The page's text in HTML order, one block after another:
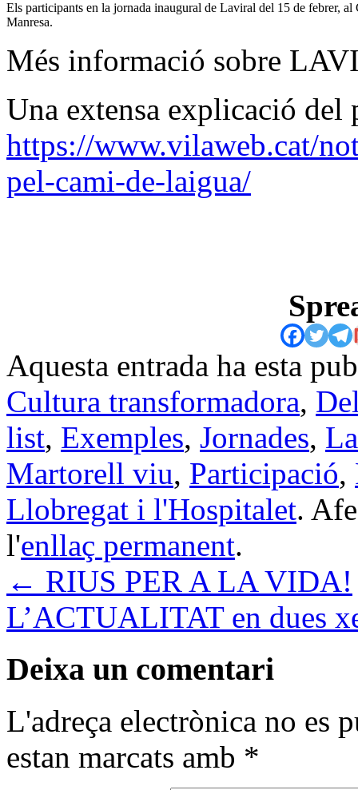
Els participants en la jornada inaugural de Laviral del 15 de febrer, al
Manresa.
Més informació sobre
Una extensa explicació del
https://www.vilaweb.cat/
pel-cami-de-laigua/
Aquesta entrada ha esta
Cultura transformadora,
list, Exemples, Jornades,
Martorell viu, Participació,
Llobregat i l'Hospitalet.
l'enllaç permanent.
← RIUS PER A LA VIDA!
L’ACTUALITAT en dues
Deixa un comentari
L'adreça electrònica no es
estan marcats amb *